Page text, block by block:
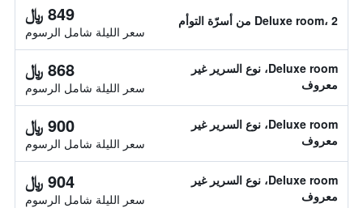
Deluxe room، 2 من أسرّة التوأم 849 ﷼
سعر الليلة شامل الرسوم
Deluxe room، نوع السرير غير
معروف
868 ﷼
سعر الليلة شامل الرسوم
Deluxe room، نوع السرير غير
معروف
900 ﷼
سعر الليلة شامل الرسوم
Deluxe room، نوع السرير غير
معروف
904 ﷼
سعر الليلة شامل الرسوم